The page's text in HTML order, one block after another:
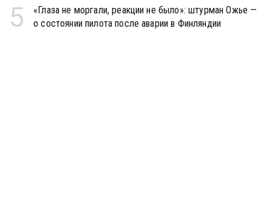
5
«Глаза не моргали, реакции не было»: штурман Ожье —
о состоянии пилота после аварии в Финляндии